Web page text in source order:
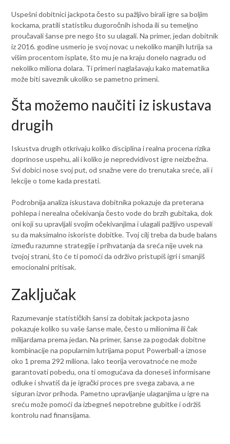
Uspešni dobitnici jackpota često su pažljivo birali igre sa boljim
kockama, pratili statistiku dugoročnih ishoda ili su temeljno
proučavali šanse pre nego što su ulagali. Na primer, jedan dobitnik
iz 2016. godine usmerio je svoj novac u nekoliko manjih lutrija sa
višim procentom isplate, što mu je na kraju donelo nagradu od
nekoliko miliona dolara. Ti primeri naglašavaju kako matematika
može biti saveznik ukoliko se pametno primeni.
Šta možemo naučiti iz iskustava
drugih
Iskustva drugih otkrivaju koliko disciplina i realna procena rizika
doprinose uspehu, ali i koliko je nepredvidivost igre neizbežna.
Svi dobici nose svoj put, od snažne vere do trenutaka sreće, ali i
lekcije o tome kada prestati.
Podrobnija analiza iskustava dobitnika pokazuje da preterana
pohlepa i nerealna očekivanja često vode do brzih gubitaka, dok
oni koji su upravljali svojim očekivanjima i ulagali pažljivo uspevali
su da maksimalno iskoriste dobitke. Tvoj cilj treba da bude balans
između razumne strategije i prihvatanja da sreća nije uvek na
tvojoj strani, što će ti pomoći da održivo pristupiš igri i smanjiš
emocionalni pritisak.
Zaključak
Razumevanje statističkih šansi za dobitak jackpota jasno
pokazuje koliko su vaše šanse male, često u milionima ili čak
milijardama prema jedan. Na primer, šanse za pogodak dobitne
kombinacije na popularnim lutrijama poput Powerball-a iznose
oko 1 prema 292 miliona. Iako teorija verovatnoće ne može
garantovati pobedu, ona ti omogućava da doneseš informisane
odluke i shvatiš da je igrački proces pre svega zabava, a ne
siguran izvor prihoda. Pametno upravljanje ulaganjima u igre na
sreću može pomoći da izbegneš nepotrebne gubitke i održiš
kontrolu nad finansijama.